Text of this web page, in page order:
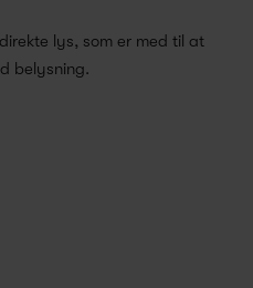
lys, som er med til at
belysning.